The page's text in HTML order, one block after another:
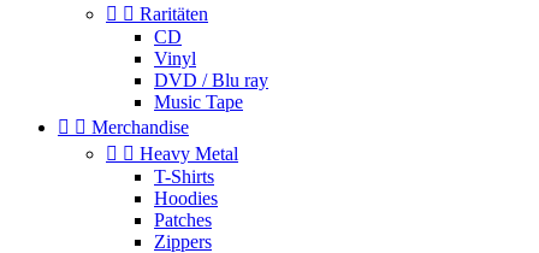
  Raritäten
CD
Vinyl
DVD / Blu ray
Music Tape
  Merchandise
  Heavy Metal
T-Shirts
Hoodies
Patches
Zippers